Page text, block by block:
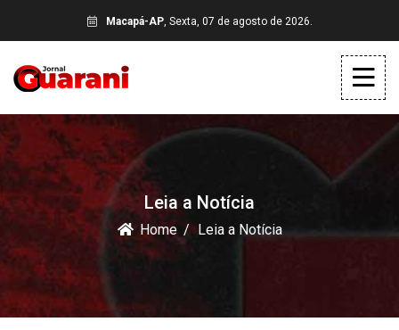
Macapá-AP, Sexta, 07 de agosto de 2026.
Leia a Notícia
Home Leia a Notícia